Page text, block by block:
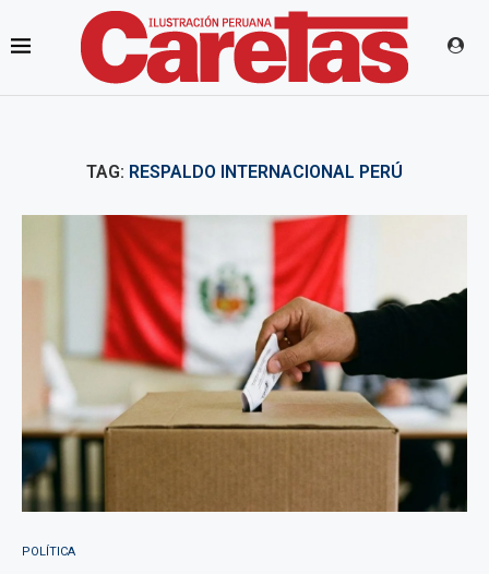
TAG: RESPALDO INTERNACIONAL PERÚ
POLÍTICA